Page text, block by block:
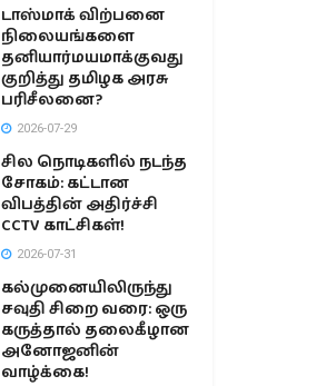
டாஸ்மாக் விற்பனை
நிலையங்களை
தனியார்மயமாக்குவது
குறித்து தமிழக அரசு
பரிசீலனை?
2026-07-29
சில நொடிகளில் நடந்த
சோகம்: கட்டான
விபத்தின் அதிர்ச்சி
CCTV காட்சிகள்!
2026-07-31
கல்முனையிலிருந்து
சவுதி சிறை வரை: ஒரு
கருத்தால் தலைகீழான
அனோஜனின்
வாழ்க்கை!